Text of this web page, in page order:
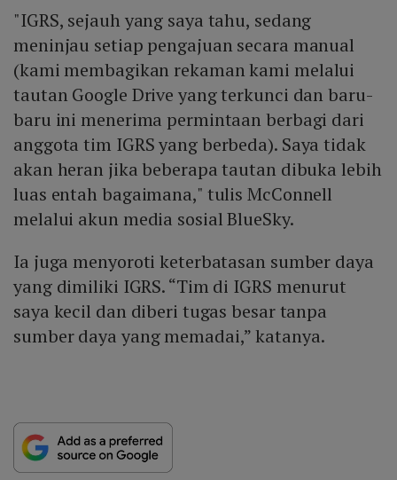
"IGRS, sejauh yang saya tahu, sedang
meninjau setiap pengajuan secara manual
(kami membagikan rekaman kami melalui
tautan Google Drive yang terkunci dan baru-
baru ini menerima permintaan berbagi dari
anggota tim IGRS yang berbeda). Saya tidak
akan heran jika beberapa tautan dibuka lebih
luas entah bagaimana," tulis McConnell
melalui akun media sosial BlueSky.
Ia juga menyoroti keterbatasan sumber daya
yang dimiliki IGRS. “Tim di IGRS menurut
saya kecil dan diberi tugas besar tanpa
sumber daya yang memadai,” katanya.